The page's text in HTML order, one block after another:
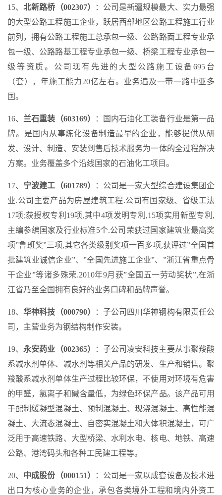
15、北新路桥（002307）
：公司是新疆规模最大、实力最强
的大型公路工程施工企业，跃居西部地区公路工程施工行业
前列，拥有公路工程施工总承包一级、公路路面工程专业承
包一级、公路路基工程专业承包一级、桥梁工程专业承包一
级等资质。公司现有先进的大型公路施工设备695台
（套），年施工能力20亿左右。业务遍及一带一路中亚多
国。
16、 兰石重装（603169）
：国内石油化工装备行业是第一品
牌。是国内从事炼化设备制造最早的企业，能够提供从研
发、设计、制造、安装到售后技术服务为一体的全过程解决
方案。业务覆盖多个沿线国家的石油化工项目。
17、 宁波建工（601789）
：公司是一家大型综合建设集团企
业.公司主要产品为房屋建筑工程.公司有国家级、省级工法
17项;获授权专利19项,其中4项发明专利,15项实用新型专利,
主编参编国家及行业标准5个.公司荣获过国家建筑业最高奖
项”鲁班奖”三项,其它各类级别奖项一百多项,获评过”全国首
批建筑业诚信企业”、”全国先进施工企业”、”浙江省重点骨
干企业”等诸多殊荣.2010年9月获”全国五一劳动奖状”,在浙
江省乃至全国拥有良好的业务口碑和品牌声誉。
18、华神科技（000790）
：子公司四川华神钢构有限责任公
司，主营业务为钢结构制作安装。
19、 永安药业（002365）
：子公司凌安科技主要从事聚羧酸
系减水剂单体、减水剂等相关产品的研发、生产和销售。聚
羧酸系减水剂单体生产过程比较环保，不使用对环境有危害
的甲醛，氯离子和碱含量低，为绿色环保产品。该产品可用
于配制缓凝型混凝土、预制混凝土、现浇混凝土、高性能混
凝土、大流态混凝土、自密实混凝土和大体积混凝土，可广
泛用于高速铁路、大型桥梁、水利水电、核电、地铁、高速
公路、港湾码头和各种工民建工程等。
20、 中成股份（000151）
：公司是一家以成套设备及技术进
出口为核心业务的企业，承包各类境外工程和境内外资工